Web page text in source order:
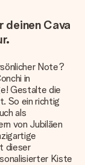
deinen Cava
Note?
in
Gestalte die
So ein richtig
als
von Jubiläen
dieser
Kiste